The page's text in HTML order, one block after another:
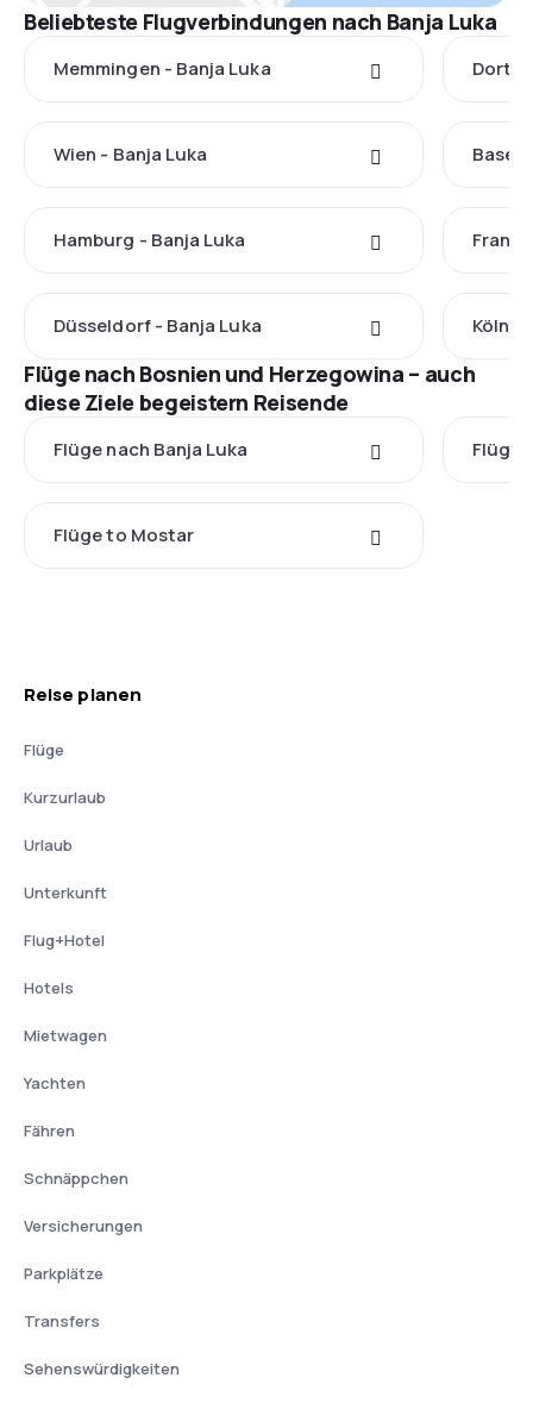
Beliebteste Flugverbindungen nach Banja Luka
Memmingen - Banja Luka
Wien - Banja Luka Basel
Hamburg - Banja Luka
Düsseldorf - Banja Luka Köln -
Flüge nach Bosnien und Herzegowina – auch
diese Ziele begeistern Reisende
Flüge nach Banja Luka Flüge
Flüge to Mostar
Reise planen
Flüge
Kurzurlaub
Urlaub
Unterkunft
Flug+Hotel
Hotels
Mietwagen
Yachten
Fähren
Schnäppchen
Versicherungen
Parkplätze
Transfers
Sehenswürdigkeiten